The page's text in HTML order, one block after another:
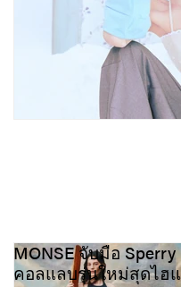
MONSE จับมือ
คอลแลบรุ่นใหม่สุดไฮ